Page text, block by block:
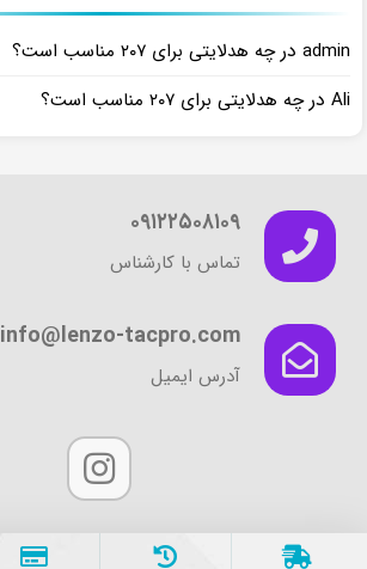
admin درچه هدلایتی برای ۲۰۷ مناسب است؟
Ali درچه هدلایتی برای ۲۰۷ مناسب است؟
۰۹۱۲۲۵۰۸۱۰۹
تماس با کارشناس
info@lenzo-tacpro.com
آدرس ایمیل